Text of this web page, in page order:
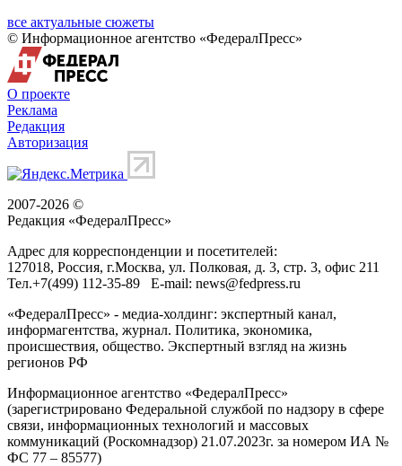
все актуальные сюжеты
© Информационное агентство «ФедералПресс»
О проекте
Реклама
Редакция
Авторизация
2007-2026 ©
Редакция «ФедералПресс»
Адрес для корреспонденции и посетителей:
127018, Россия, г.Москва, ул. Полковая, д. 3, стр. 3, офис 211
Тел.+7(499) 112-35-89 E-mail: news@fedpress.ru
«ФедералПресс» - медиа-холдинг: экспертный канал,
информагентства, журнал. Политика, экономика,
происшествия, общество. Экспертный взгляд на жизнь
регионов РФ
Информационное агентство «ФедералПресс»
(зарегистрировано Федеральной службой по надзору в сфере
связи, информационных технологий и массовых
коммуникаций (Роскомнадзор) 21.07.2023г. за номером ИА №
ФС 77 – 85577)